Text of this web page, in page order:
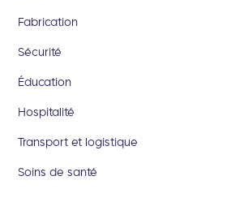
Fabrication
Sécurité
Éducation
Hospitalité
Transport et logistique
Soins de santé